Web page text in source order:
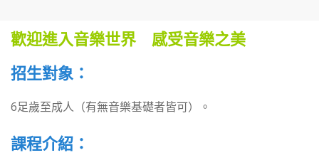
歡迎進入音樂世界 感受音樂之美
招生對象：
6足歲至成人（有無音樂基礎者皆可）。
課程介紹：